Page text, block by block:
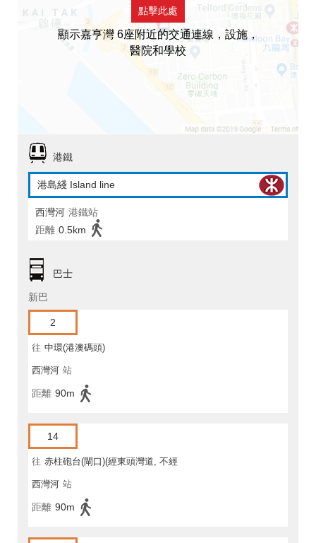
點擊此處
顯示嘉亨灣 6座附近的交通連線，設施，
醫院和學校
港鐵
港島綫 Island line
西灣河 港鐵站
距離 0.5km
巴士
新巴
2
往 中環(港澳碼頭)
西灣河 站
距離 90m
14
往 赤柱砲台(閘口)(經東頭灣道, 不經
馬坑)
西灣河 站
距離 90m